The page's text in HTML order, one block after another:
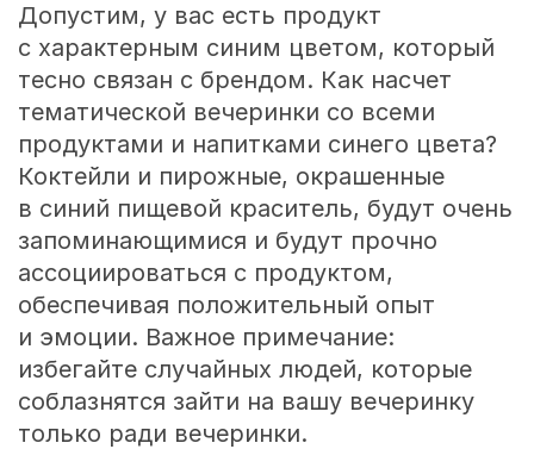
Допустим, у вас есть продукт
с характерным синим цветом, который
тесно связан с брендом. Как насчет
тематической вечеринки со всеми
продуктами и напитками синего цвета?
Коктейли и пирожные, окрашенные
в синий пищевой краситель, будут очень
запоминающимися и будут прочно
ассоциироваться с продуктом,
обеспечивая положительный опыт
и эмоции. Важное примечание:
избегайте случайных людей, которые
соблазнятся зайти на вашу вечеринку
только ради вечеринки.